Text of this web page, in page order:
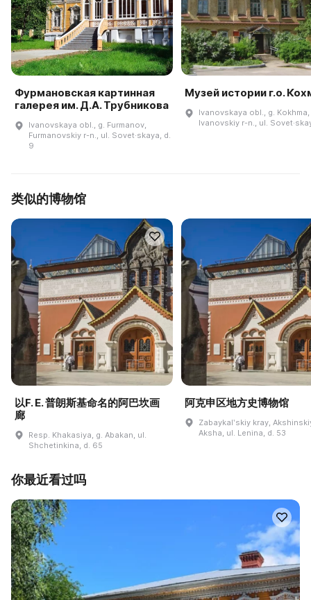
Фурмановская картинная
галерея им. Д.А. Трубникова
Ivanovskaya obl., g. Furmanov,
Furmanovskiy r-n., ul. Sovet·skaya, d.
9
Музей истории г.о.
Ivanovskaya obl., g. Kokhma,
Ivanovskiy r-n., ul.
类似的博物馆
以F. E. 普朗斯基命名的阿巴坎画
廊
Resp. Khakasiya, g. Abakan, ul.
Shchetinkina, d. 65
阿克申区地方史博物馆
Zabaykalʹskiy kray,
Aksha, ul. Lenina, d. 53
你最近看过吗